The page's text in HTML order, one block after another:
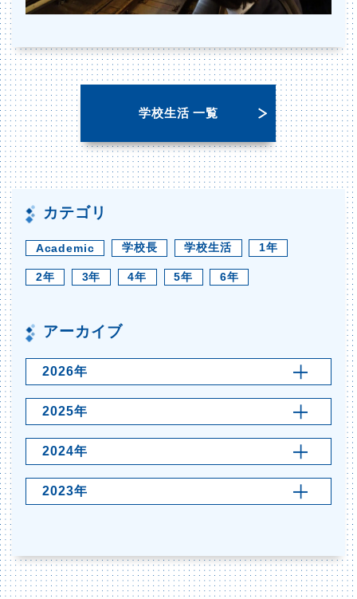
学校生活 一覧
カテゴリ
Academic 学校長 学校生活 1年
2年 3年 4年 5年 6年
アーカイブ
2026年
2025年
2024年
2023年